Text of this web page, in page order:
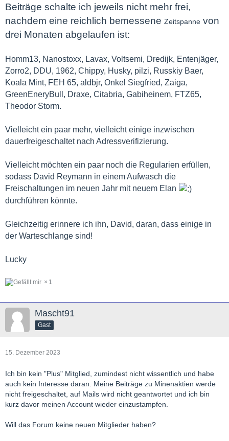
Beiträge schalte ich jeweils nicht mehr frei,
nachdem eine reichlich bemessene Zeitspanne von
drei Monaten abgelaufen ist:
Homm13, Nanostoxx, Lavax, Voltsemi, Dredijk, Entenjäger,
Zorro2, DDU, 1962, Chippy, Husky, pilzi, Russkiy Baer,
Koala Mint, FEH 65, aldbjr, Onkel Siegfried, Zaiga,
GreenEneryBull, Draxe, Citabria, Gabiheinem, FTZ65,
Theodor Storm.
Vielleicht ein paar mehr, vielleicht einige inzwischen
dauerfreigeschaltet nach Adressverifizierung.
Vielleicht möchten ein paar noch die Regularien erfüllen,
sodass David Reymann in einem Aufwasch die
Freischaltungen im neuen Jahr mit neuem Elan
durchführen könnte.
Gleichzeitig erinnere ich ihn, David, daran, dass einige in
der Warteschlange sind!
Lucky
1
Mascht91
Gast
15. Dezember 2023
Ich bin kein "Plus" Mitglied, zumindest nicht wissentlich und habe
auch kein Interesse daran. Meine Beiträge zu Minenaktien werde
nicht freigeschaltet, auf Mails wird nicht geantwortet und ich bin
kurz davor meinen Account wieder einzustampfen.
Will das Forum keine neuen Mitglieder haben?